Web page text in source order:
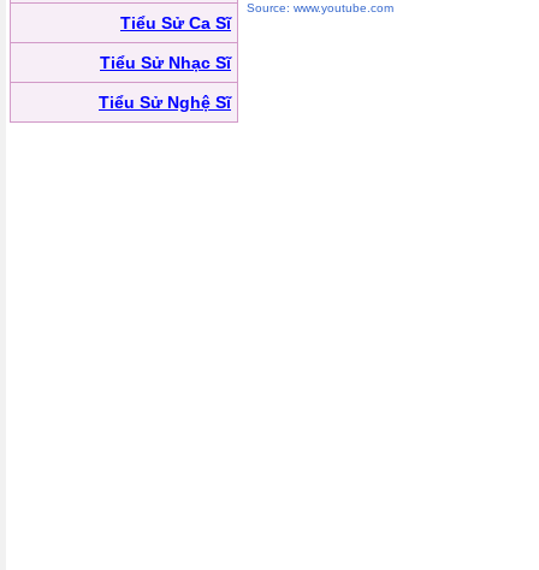
Tiểu Sử Ca Sĩ
Tiểu Sử Nhạc Sĩ
Tiểu Sử Nghệ Sĩ
Source: www.youtube.com